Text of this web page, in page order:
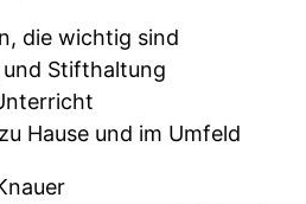
die wichtig sind
Stifthaltung
Hause und im Umfeld